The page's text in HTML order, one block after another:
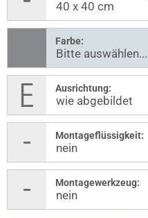
Farbe:
Ausrichtung:
Montageflüssigkeit:
Montagewerkzeug: